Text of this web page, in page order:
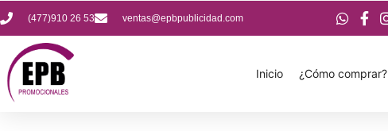
(477)910 26 53 ventas@epbpublicidad.com
Inicio ¿Cómo comprar?